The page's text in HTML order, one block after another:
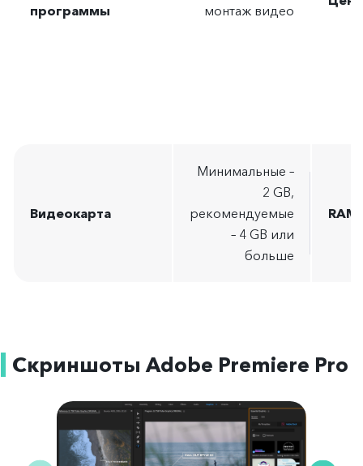
программы
монтаж видео
Видеокарта
Минимальные –
2 GB,
рекомендуемые
– 4 GB или
больше
RAM
Скриншоты Adobe Premiere Pro